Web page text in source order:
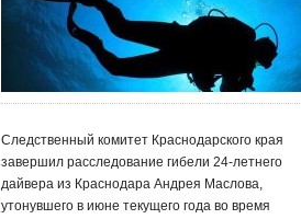
Следственный комитет Краснодарского края
завершил расследование гибели 24-летнего
дайвера из Краснодара Андрея Маслова,
утонувшего в июне текущего года во время